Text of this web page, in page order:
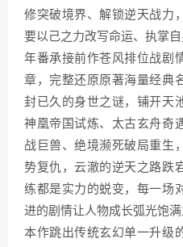
修突破境界、解锁逆天战力
要以己之力改写命运、执掌自
年番承接前作苍风排位战剧
章，完整还原原著海量经典
封已久的身世之谜，铺开天
神凰帝国试炼、太古玄舟奇
战巨兽、绝境濒死破局重生
势复仇，云澈的逆天之路跌
练都是实力的蜕变，每一场
进的剧情让人物成长弧光饱满
本作跳出传统玄幻单一升级